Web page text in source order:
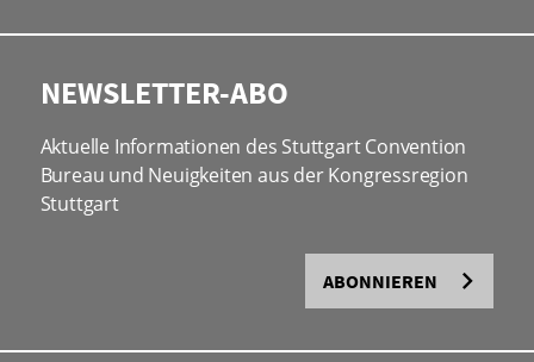
NEWSLETTER-ABO
Aktuelle Informationen des Stuttgart Convention
Bureau und Neuigkeiten aus der Kongressregion
Stuttgart
ABONNIEREN